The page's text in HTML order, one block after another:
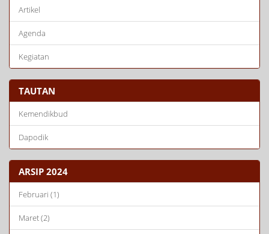
Artikel
Agenda
Kegiatan
TAUTAN
Kemendikbud
Dapodik
ARSIP 2024
Februari (1)
Maret (2)